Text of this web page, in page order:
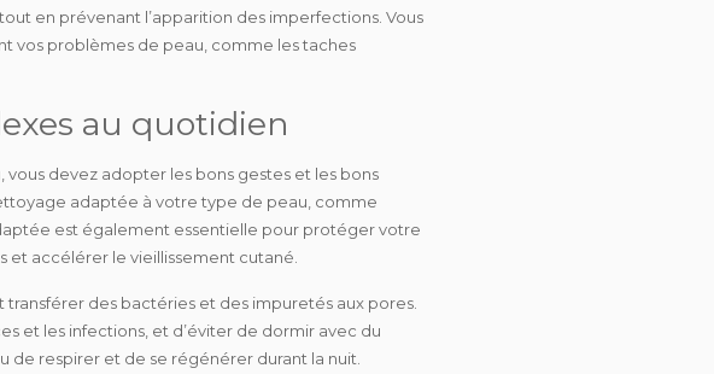
en prévenant l’apparition des imperfections. Vous
vos problèmes de peau, comme les taches
au quotidien
vous devez adopter les bons gestes et les bons
adaptée à votre type de peau, comme
est également essentielle pour protéger votre
et accélérer le vieillissement cutané.
transférer des bactéries et des impuretés aux pores.
et les infections, et d’éviter de dormir avec du
respirer et de se régénérer durant la nuit.